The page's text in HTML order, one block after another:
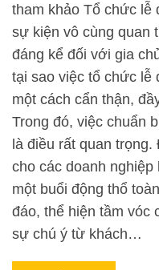
tham khảo Tổ chức lễ
sự kiện vô cùng quan
đáng kể đối với gia
tại sao việc tổ chức lễ
một cách cẩn thận,
Trong đó, việc chuẩn
là điều rất quan
cho các doanh
một buổi động thổ
đáo, thể hiện tầm vóc
sự chú ý từ khách…